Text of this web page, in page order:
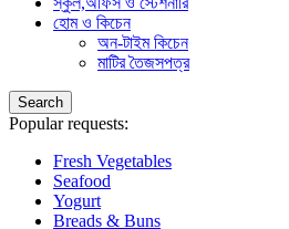
হোম ও কিচেন
অন-টাইম কিচেন
মাটির তৈজসপত্র
Search
Popular requests:
Fresh Vegetables
Seafood
Yogurt
Breads & Buns